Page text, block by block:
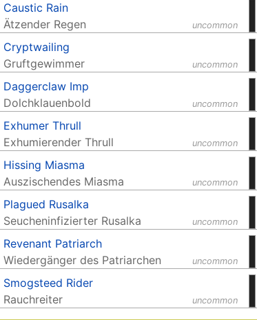
uncommon
Caustic Rain
Ätzender Regen
uncommon
Cryptwailing
Gruftgewimmer
uncommon
Daggerclaw Imp
Dolchklauenbold
uncommon
Exhumer Thrull
Exhumierender Thrull
uncommon
Hissing Miasma
Auszischendes Miasma
uncommon
Plagued Rusalka
Seucheninfizierter Rusalka
uncommon
Revenant Patriarch
Wiedergänger des Patriarchen
uncommon
Smogsteed Rider
Rauchreiter